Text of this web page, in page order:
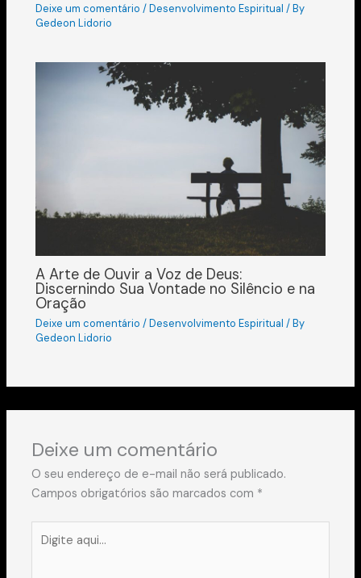
Deixe um comentário /Desenvolvimento Espiritual / By
Gedeon Lidorio
A Arte de Ouvir a Voz de Deus:
Discernindo Sua Vontade no Silêncio e na
Oração
Deixe um comentário /Desenvolvimento Espiritual / By
Gedeon Lidorio
Deixe um comentário
O seu endereço de e-mail não será publicado.
Campos obrigatórios são marcados com *
aqui...